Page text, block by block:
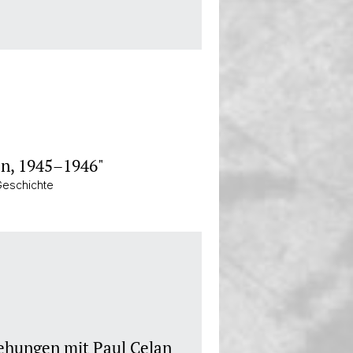
1945–1946"
mit Paul Celan